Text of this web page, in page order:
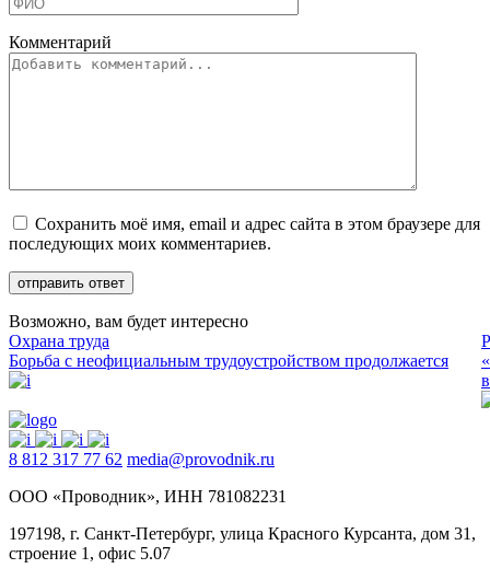
Комментарий
Сохранить моё имя, email и адрес сайта в этом браузере для
последующих моих комментариев.
Возможно, вам будет интересно
Охрана труда
Борьба с неофициальным трудоустройством продолжается
8 812 317 77 62 media@provodnik.ru
ООО «Проводник», ИНН 781082231
197198, г. Санкт-Петербург, улица Красного Курсанта, дом 31,
строение 1, офис 5.07